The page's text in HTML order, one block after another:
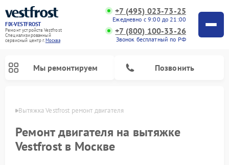
FIX-VESTFROST
Ремонт устройств Vestfrost
Специализированный
cервисный центр г.Москва
+7 (495) 023-73-25
Ежедневно с 9:00 до 21:00
+7 (800) 100-33-26
Звонок бесплатный по РФ
Мы ремонтируем Позвонить
Вытяжка Vestfrost ремонт двигателя
Ремонт двигателя на вытяжке
Vestfrost в Москве